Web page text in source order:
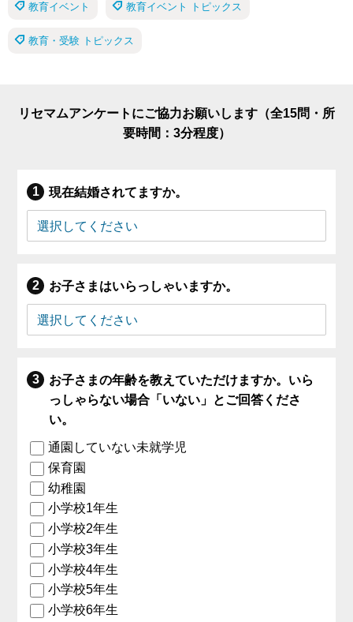
教育イベント 教育イベント トピックス
教育・受験 トピックス
リセマムアンケートにご協力お願いします（全15問・所
要時間：3分程度）
現在結婚されてますか。
お子さまはいらっしゃいますか。
お子さまの年齢を教えていただけますか。いら
っしゃらない場合「いない」とご回答くださ
い。
通園していない未就学児
保育園
幼稚園
小学校1年生
小学校2年生
小学校3年生
小学校4年生
小学校5年生
小学校6年生